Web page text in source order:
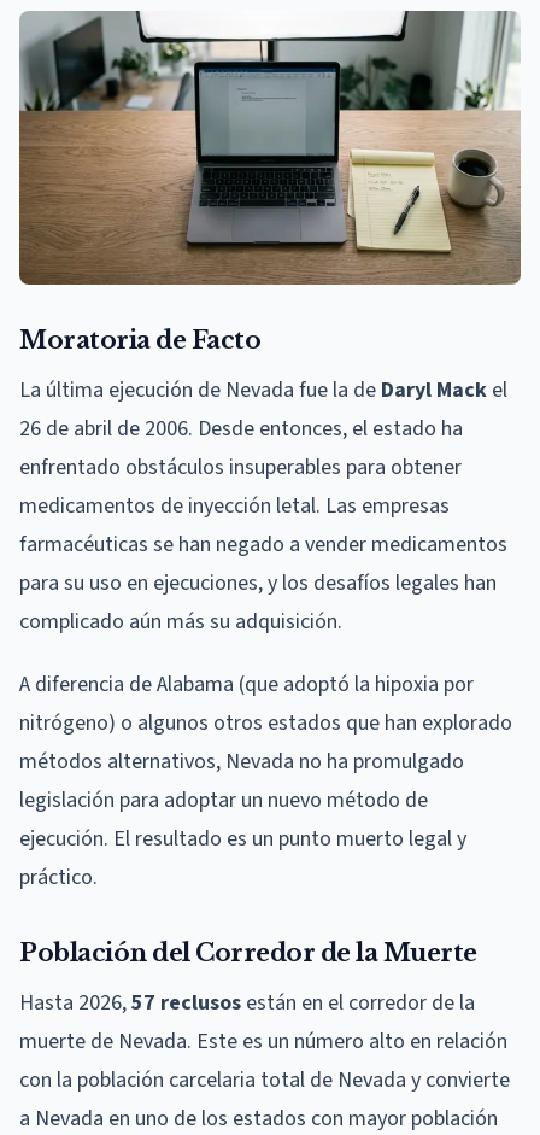
Moratoria de Facto
La última ejecución de Nevada fue la de Daryl Mack el
26 de abril de 2006. Desde entonces, el estado ha
enfrentado obstáculos insuperables para obtener
medicamentos de inyección letal. Las empresas
farmacéuticas se han negado a vender medicamentos
para su uso en ejecuciones, y los desafíos legales han
complicado aún más su adquisición.
A diferencia de Alabama (que adoptó la hipoxia por
nitrógeno) o algunos otros estados que han explorado
métodos alternativos, Nevada no ha promulgado
legislación para adoptar un nuevo método de
ejecución. El resultado es un punto muerto legal y
práctico.
Población del Corredor de la Muerte
Hasta 2026,57 reclusos están en el corredor de la
muerte de Nevada. Este es un número alto en relación
con la población carcelaria total de Nevada y convierte
a Nevada en uno de los estados con mayor población